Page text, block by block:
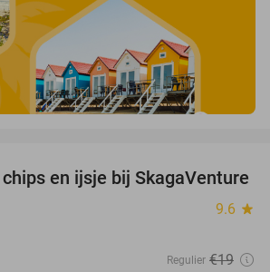
45%
en ijsje bij SkagaVenture
9.6 star
Regulier €19